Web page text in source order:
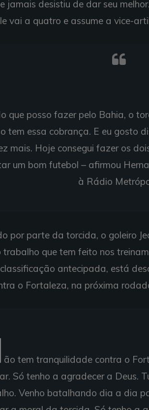
jamais desistiu de dar seu
vai a quatro e assume a vice-
que posso fazer pelo Bahia, o
tem essa cobrança. E eu gosto
mais. Hoje consegui fazer os
um bom futebol – afirmou
à Rádio
por parte da torcida, o goleiro
trabalho que tem feito nos
antecipada, está
o Fortaleza, na próxima
ão tem tranquilidade contra o
Só tenho a agradecer a Deus.
Venho batalhando dia a dia